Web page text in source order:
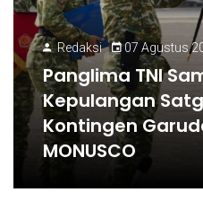
Redaksi 07 Agustus
Panglima TNI
Kepulangan
Kontingen
MONUSCO